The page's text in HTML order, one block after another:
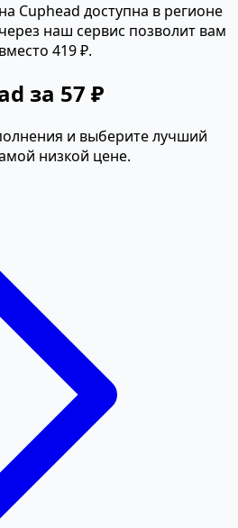
Cuphead доступна в регионе
наш сервис позволит вам
419 ₽.
за 57 ₽
и выберите лучший
низкой цене.